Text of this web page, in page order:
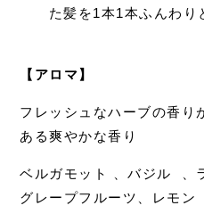
た髪を1本1本ふんわり
【アロマ】
フレッシュなハーブの香り
ある爽やかな香り
ベルガモット 、バジル 、
グレープフルーツ、レモン